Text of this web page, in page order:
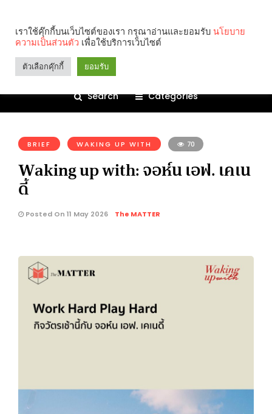
Search Categories
BRIEF WAKING UP WITH 70
Waking up with: จอห์น เอฟ. เคเน
ดี้
Posted On 11 May 2026 The MATTER
เราใช้คุ๊กกี้บนเว็บไซต์ของเรา กรุณาอ่านและยอมรับ นโยบาย
ความเป็นส่วนตัว เพื่อใช้บริการเว็บไซต์
ตัวเลือกคุ๊กกี้ ยอมรับ